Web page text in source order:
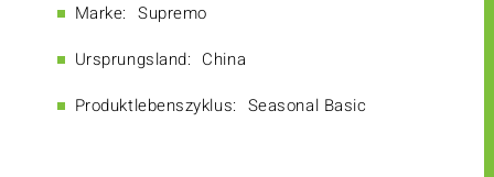
Marke: Supremo
Ursprungsland: China
Produktlebenszyklus: Seasonal Basic